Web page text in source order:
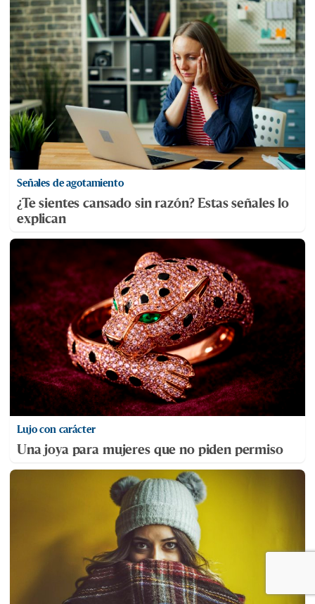
Señales de agotamiento
¿Te sientes cansado sin razón? Estas señales lo
explican
Lujo con carácter
Una joya para mujeres que no piden permiso